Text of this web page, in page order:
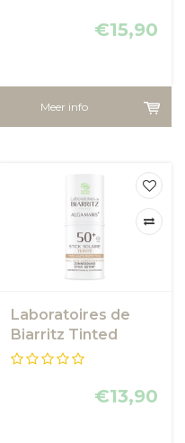
€15,90
Meer info
Laboratoires de
Biarritz Tinted
Sunscreen Stick
€13,90